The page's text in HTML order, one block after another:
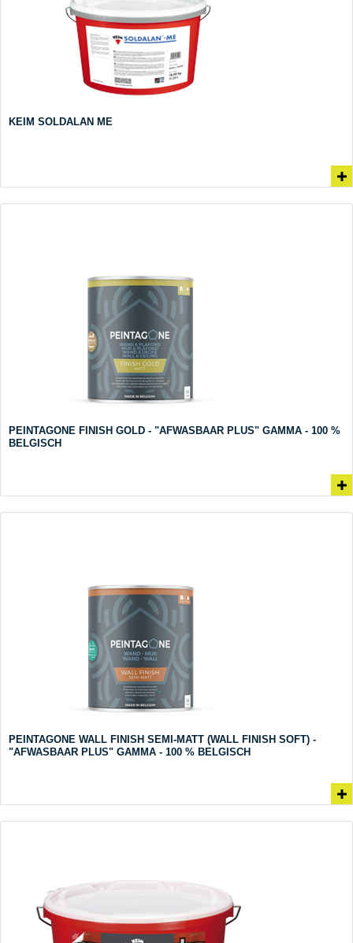
KEIM SOLDALAN ME
PEINTAGONE FINISH GOLD - "AFWASBAAR PLUS" GAMMA - 100 %
BELGISCH
PEINTAGONE WALL FINISH SEMI-MATT (WALL FINISH SOFT) -
"AFWASBAAR PLUS" GAMMA - 100 % BELGISCH